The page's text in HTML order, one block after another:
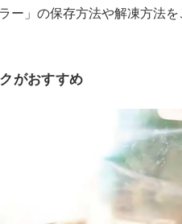
ー」の保存方法や解凍方法
がおすすめ